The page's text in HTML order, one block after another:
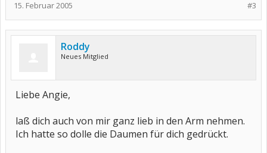
#3
15. Februar 2005
Roddy
Neues Mitglied
Liebe Angie,
laß dich auch von mir ganz lieb in den Arm nehmen.
Ich hatte so dolle die Daumen für dich gedrückt.